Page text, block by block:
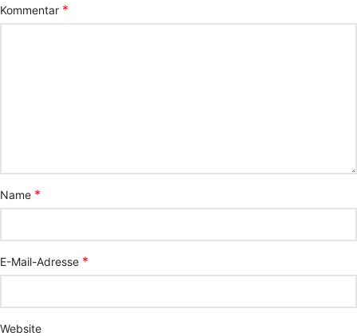
Kommentar *
Name *
E-Mail-Adresse *
Website